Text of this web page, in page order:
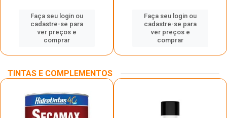
Faça seu login ou
cadastre-se para
ver preços e
comprar
Faça seu login ou
cadastre-se para
ver preços e
comprar
TINTAS E COMPLEMENTOS